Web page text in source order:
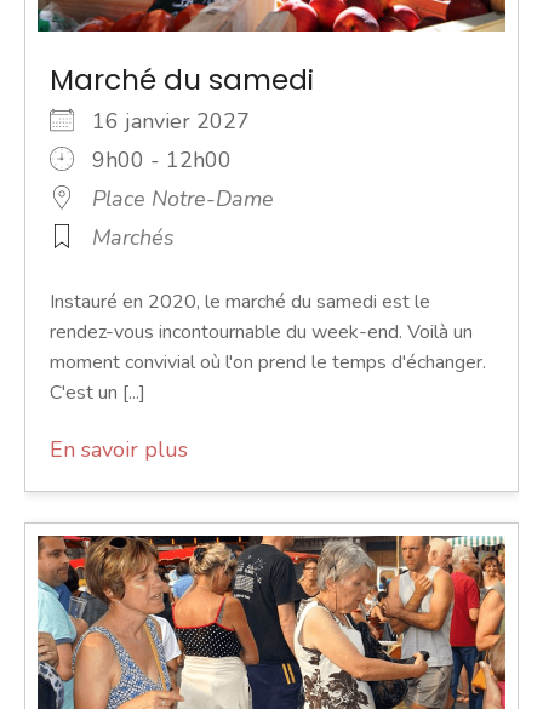
Marché du samedi
16 janvier 2027
9h00 - 12h00
Place Notre-Dame
Marchés
Instauré en 2020, le marché du samedi est le
rendez-vous incontournable du week-end. Voilà un
moment convivial où l'on prend le temps d'échanger.
C'est un [...]
En savoir plus